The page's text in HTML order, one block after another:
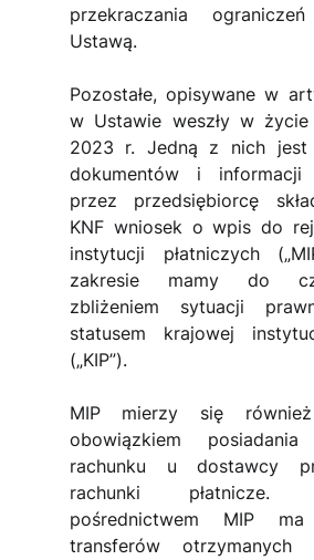
przekraczania ograniczeń
Ustawą.
Pozostałe, opisywane w
w Ustawie weszły w
2023 r. Jedną z nich jest
dokumentów i informacji
przez przedsiębiorcę
KNF wniosek o wpis do
instytucji płatniczych
zakresie mamy do
zbliżeniem sytuacji
statusem krajowej
(„KIP”).
MIP mierzy się
obowiązkiem posiadania
rachunku u dostawcy
rachunki
pośrednictwem MIP ma
transferów otrzymanych